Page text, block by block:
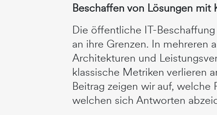
Beschaffen von Lösungen mit
Die öffentliche IT-
an ihre Grenzen. In mehreren
Architekturen und
klassische Metriken verlieren
Beitrag zeigen wir auf, welche
welchen sich Antworten